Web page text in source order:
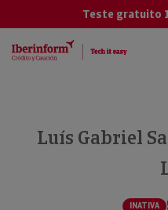
Teste gratuito
Luís Gabriel
INATIVA